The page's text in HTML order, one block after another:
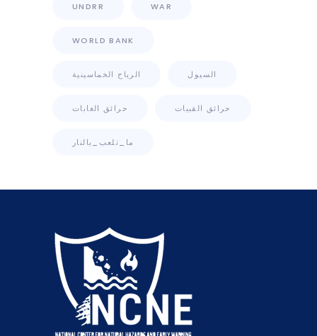
UNDRR WAR
WORLD BANK
الرياح الخماسينية السيول
حرائق الغابات حرائق القبيات
ما_تلعب_بالنار